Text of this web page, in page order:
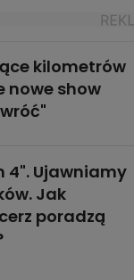
kilometrów
nowe show
4". Ujawniamy
Jak
poradzą